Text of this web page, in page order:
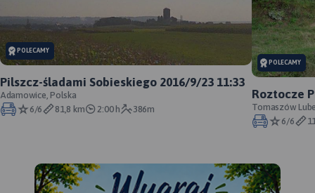
POLECAMY
Pilszcz-śladami Sobieskiego 2016/9/23 11:33
Adamowice, Polska
6/6
81,8 km 2:00 h 386m
POLECAMY
Roztocze
cmentarze.
Tomaszów
6/6